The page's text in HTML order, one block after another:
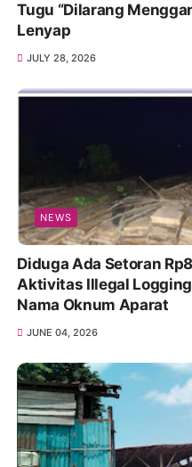
Tugu “Dilarang
Lenyap
JULY 28, 2026
NEWS
Diduga Ada Setoran
Aktivitas Illegal
Nama Oknum Aparat
JUNE 04, 2026